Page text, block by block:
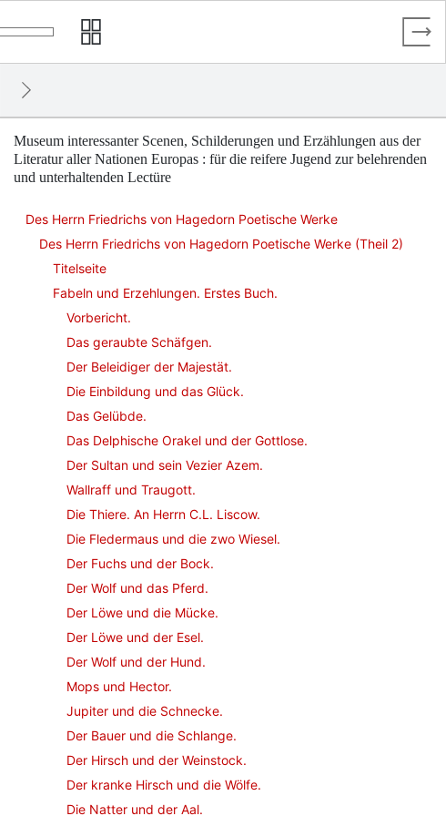
Museum interessanter Scenen, Schilderungen und Erzählungen aus der
Literatur aller Nationen Europas : für die reifere Jugend zur belehrenden
und unterhaltenden Lectüre
Des Herrn Friedrichs von Hagedorn Poetische Werke
Des Herrn Friedrichs von Hagedorn Poetische Werke (Theil 2)
Titelseite
Fabeln und Erzehlungen. Erstes Buch.
Vorbericht.
Das geraubte Schäfgen.
Der Beleidiger der Majestät.
Die Einbildung und das Glück.
Das Gelübde.
Das Delphische Orakel und der Gottlose.
Der Sultan und sein Vezier Azem.
Wallraff und Traugott.
Die Thiere. An Herrn C.L. Liscow.
Die Fledermaus und die zwo Wiesel.
Der Fuchs und der Bock.
Der Wolf und das Pferd.
Der Löwe und die Mücke.
Der Löwe und der Esel.
Der Wolf und der Hund.
Mops und Hector.
Jupiter und die Schnecke.
Der Bauer und die Schlange.
Der Hirsch und der Weinstock.
Der kranke Hirsch und die Wölfe.
Die Natter und der Aal.